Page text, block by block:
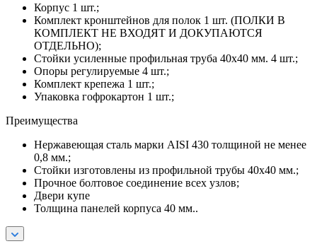
Корпус 1 шт.;
Комплект кронштейнов для полок 1 шт. (ПОЛКИ В
КОМПЛЕКТ НЕ ВХОДЯТ И ДОКУПАЮТСЯ
ОТДЕЛЬНО);
Стойки усиленные профильная труба 40х40 мм. 4 шт.;
Опоры регулируемые 4 шт.;
Комплект крепежа 1 шт.;
Упаковка гофрокартон 1 шт.;
Преимущества
Нержавеющая сталь марки AISI 430 толщиной не менее
0,8 мм.;
Стойки изготовлены из профильной трубы 40х40 мм.;
Прочное болтовое соединение всех узлов;
Двери купе
Толщина панелей корпуса 40 мм..